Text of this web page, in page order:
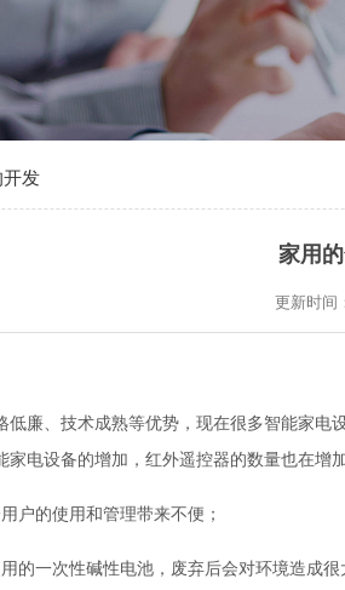
发
家用
更新时间
低廉、技术成熟等优势，现在很多智能家电
家电设备的增加，红外遥控器的数量也在增
户的使用和管理带来不便；
用的一次性碱性电池，废弃后会对环境造成很